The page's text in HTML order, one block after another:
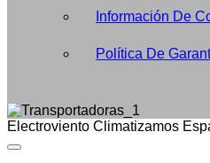
Información De
Política De
Electroviento Climatizamos